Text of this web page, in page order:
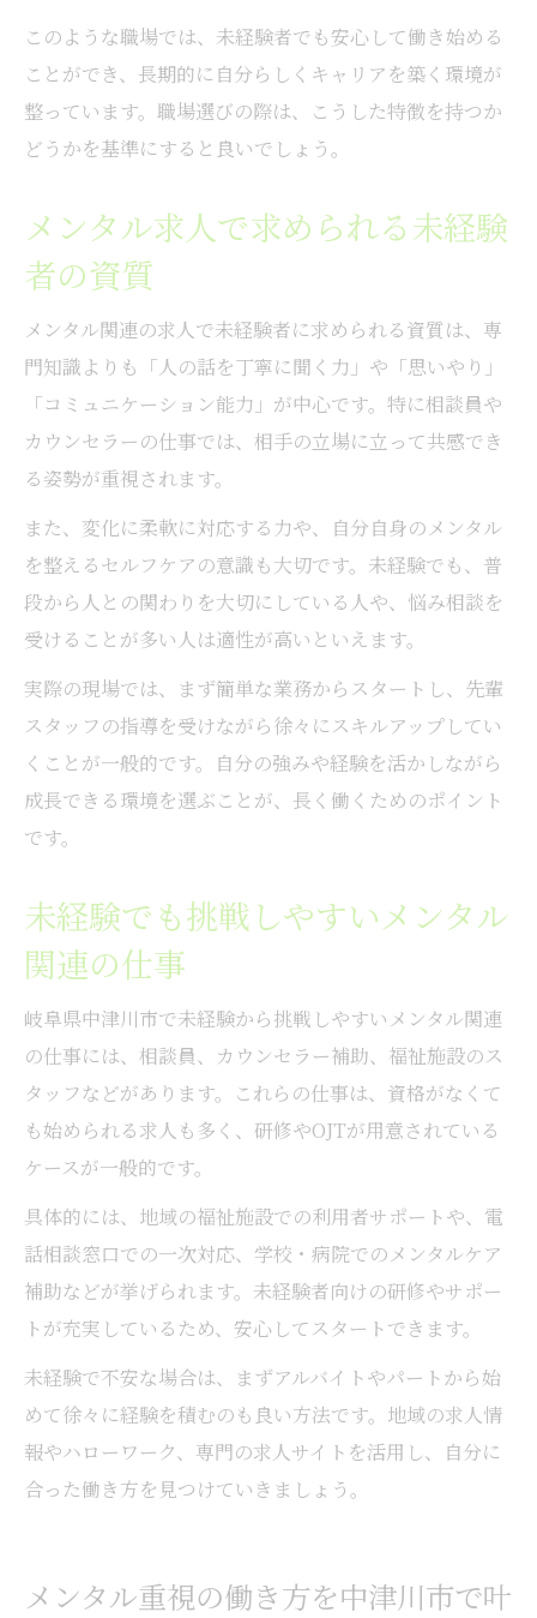
このような職場では、未経験者でも安心して働き始める
ことができ、長期的に自分らしくキャリアを築く環境が
整っています。職場選びの際は、こうした特徴を持つか
どうかを基準にすると良いでしょう。
メンタル求人で求められる未経験
者の資質
メンタル関連の求人で未経験者に求められる資質は、専
門知識よりも「人の話を丁寧に聞く力」や「思いやり」
「コミュニケーション能力」が中心です。特に相談員や
カウンセラーの仕事では、相手の立場に立って共感でき
る姿勢が重視されます。
また、変化に柔軟に対応する力や、自分自身のメンタル
を整えるセルフケアの意識も大切です。未経験でも、普
段から人との関わりを大切にしている人や、悩み相談を
受けることが多い人は適性が高いといえます。
実際の現場では、まず簡単な業務からスタートし、先輩
スタッフの指導を受けながら徐々にスキルアップしてい
くことが一般的です。自分の強みや経験を活かしながら
成長できる環境を選ぶことが、長く働くためのポイント
です。
未経験でも挑戦しやすいメンタル
関連の仕事
岐阜県中津川市で未経験から挑戦しやすいメンタル関連
の仕事には、相談員、カウンセラー補助、福祉施設のス
タッフなどがあります。これらの仕事は、資格がなくて
も始められる求人も多く、研修やOJTが用意されている
ケースが一般的です。
具体的には、地域の福祉施設での利用者サポートや、電
話相談窓口での一次対応、学校・病院でのメンタルケア
補助などが挙げられます。未経験者向けの研修やサポー
トが充実しているため、安心してスタートできます。
未経験で不安な場合は、まずアルバイトやパートから始
めて徐々に経験を積むのも良い方法です。地域の求人情
報やハローワーク、専門の求人サイトを活用し、自分に
合った働き方を見つけていきましょう。
メンタル重視の働き方を中津川市で叶